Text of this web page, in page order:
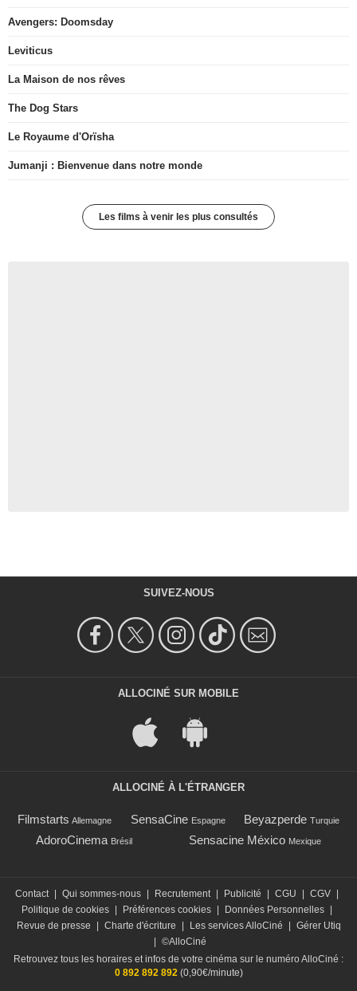
Avengers: Doomsday
Leviticus
La Maison de nos rêves
The Dog Stars
Le Royaume d'Orïsha
Jumanji : Bienvenue dans notre monde
Les films à venir les plus consultés
SUIVEZ-NOUS
ALLOCINÉ SUR MOBILE
ALLOCINÉ À L'ÉTRANGER
Filmstarts Allemagne SensaCine Espagne Beyazperde Turquie
AdoroCinema Brésil Sensacine México Mexique
Contact | Qui sommes-nous | Recrutement | Publicité | CGU | CGV |
Politique de cookies | Préférences cookies | Données Personnelles |
Revue de presse
| Charte d'écriture | Les services AlloCiné | Gérer Utiq
| ©AlloCiné
Retrouvez tous les horaires et infos de votre cinéma sur le numéro AlloCiné :
0 892 892 892 (0,90€/minute)